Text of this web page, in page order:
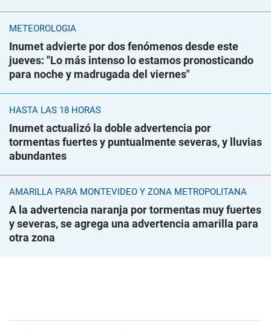
METEOROLOGÍA
Inumet advierte por dos fenómenos desde este
jueves: "Lo más intenso lo estamos pronosticando
para noche y madrugada del viernes"
HASTA LAS 18 HORAS
Inumet actualizó la doble advertencia por
tormentas fuertes y puntualmente severas, y lluvias
abundantes
AMARILLA PARA MONTEVIDEO Y ZONA METROPOLITANA
A la advertencia naranja por tormentas muy fuertes
y severas, se agrega una advertencia amarilla para
otra zona